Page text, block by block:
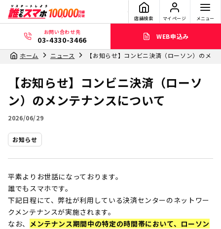
店舗検索 マイページ メニュー
お問い合わせ先
03-4330-3466 WEB申込み
ホーム ニュース 【お知らせ】コンビニ決済（ローソン）のメン
【お知らせ】コンビニ決済（ローソ
ン）のメンテナンスについて
2026/06/29
お知らせ
平素よりお世話になっております。
誰でもスマホです。
下記日程にて、弊社が利用している決済センターのネットワー
クメンテナンスが実施されます。
なお、 メンテナンス期間中の特定の時間帯において、ローソン